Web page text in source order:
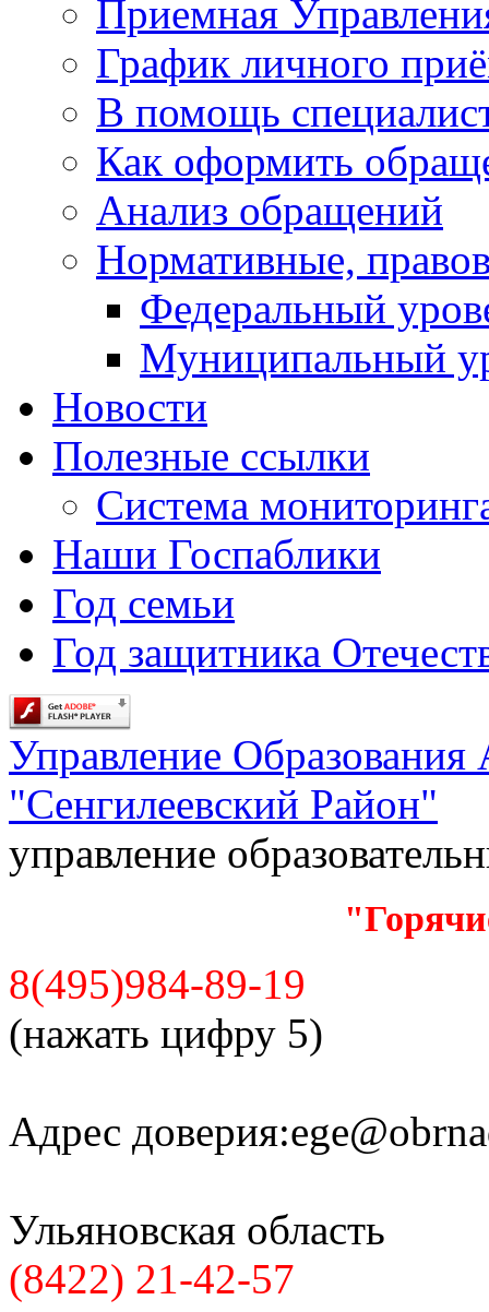
Приемная
График личного
В помощь
Как оформить
Анализ обращений
Нормативные,
Федеральный
Муниципальный
Новости
Полезные ссылки
Система
Наши Госпаблики
Год семьи
Год защитника
Управление
"Сенгилеевский Район"
управление
8(495)984-89-19
(нажать цифру 5)
Адрес доверия:
Ульяновская область
(8422) 21-42-57